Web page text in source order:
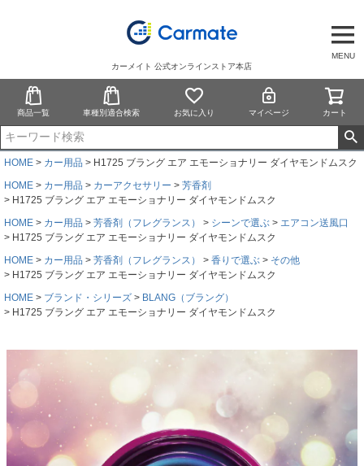
MENU
カーメイト 公式オンラインストア本店
商品一覧 車種別適合検索 お気に入り マイページ カート
HOME カー用品
H1725 ブラング エア エモーショナリー ダイヤモンドムスク
HOME
カー用品 カーアクセサリー
芳香剤
H1725 ブラング エア エモーショナリー ダイヤモンドムスク
HOME
カー用品 芳香剤（フレグランス） シーンで選ぶ
エアコン送風口
H1725 ブラング エア エモーショナリー ダイヤモンドムスク
HOME
カー用品 芳香剤（フレグランス） 香りで選ぶ
その他
H1725 ブラング エア エモーショナリー ダイヤモンドムスク
HOME
ブランド・シリーズ
BLANG（ブラング）
H1725 ブラング エア エモーショナリー ダイヤモンドムスク